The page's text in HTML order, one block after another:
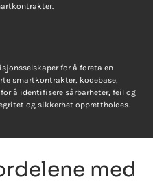
for å foreta en
smartkontrakter, kodebase,
å identifisere sårbarheter, feil og
og sikkerhet opprettholdes.
med